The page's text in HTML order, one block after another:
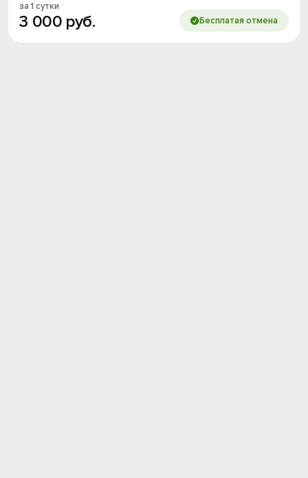
за 1 сутки
3 000 руб. Бесплатая отмена